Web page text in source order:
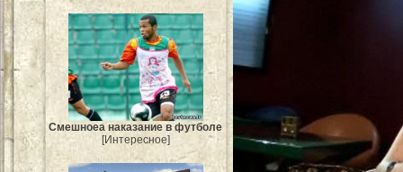
Смешноеа наказание в футболе
[Интересное]